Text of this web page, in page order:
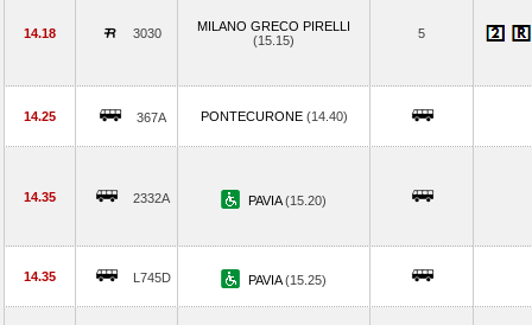
14.18 3030
MILANO GRECO PIRELLI
(15.15)
5
14.25 367A PONTECURONE (14.40)
14.35 2332A PAVIA(15.20)
14.35 L745D PAVIA(15.25)